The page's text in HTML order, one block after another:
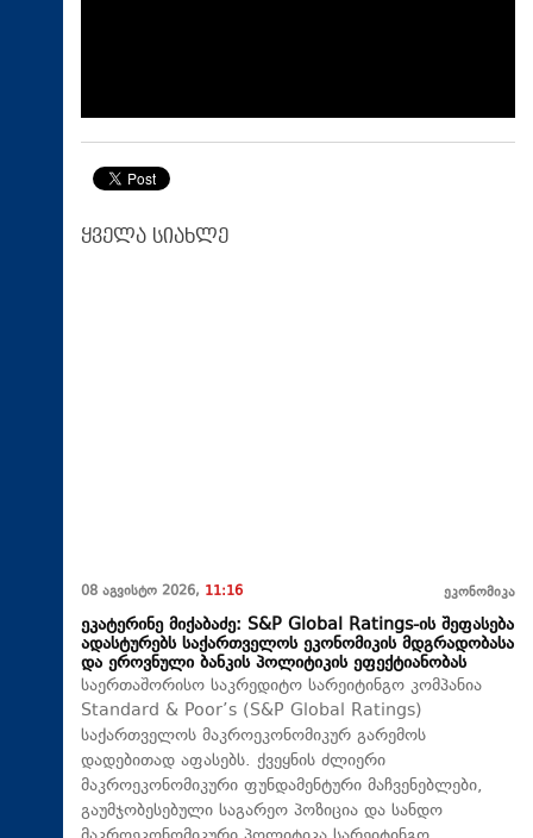
ყველა სიახლე
08 აგვისტო 2026, 11:16 ეკონომიკა
ეკატერინე მიქაბაძე: S&P Global Ratings-ის შეფასება
ადასტურებს საქართველოს ეკონომიკის მდგრადობასა
და ეროვნული ბანკის პოლიტიკის ეფექტიანობას
საერთაშორისო საკრედიტო სარეიტინგო კომპანია
Standard & Poor’s (S&P Global Ratings)
საქართველოს მაკროეკონომიკურ გარემოს
დადებითად აფასებს. ქვეყნის ძლიერი
მაკროეკონომიკური ფუნდამენტური მაჩვენებლები,
გაუმჯობესებული საგარეო პოზიცია და სანდო